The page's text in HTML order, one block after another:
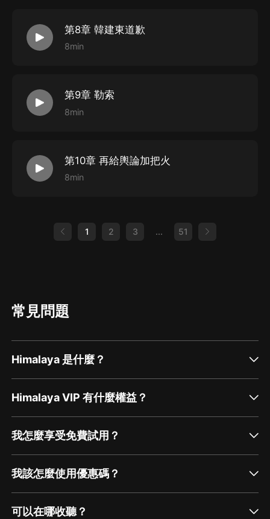
第8章 韓建東道歉
8min
第9章 勒索
8min
第10章 再給輿論加把火
8min
1 2 3 ... 51
常見問題
Himalaya 是什麼？
Himalaya VIP 有什麼權益？
我怎麼享受免費試用？
我該怎麼使用優惠碼？
可以在哪收聽？